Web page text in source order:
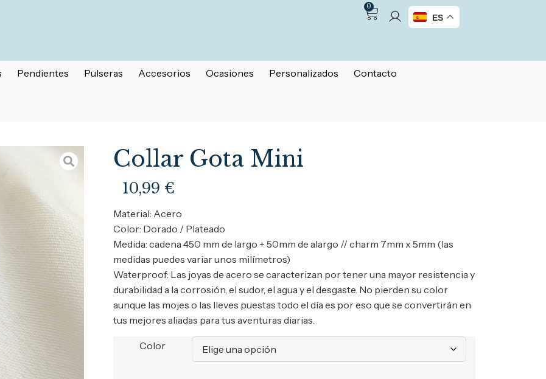
0
ES
Pendientes Pulseras Accesorios Ocasiones Personalizados Contacto
Collar Gota Mini
10,99 €
Material: Acero
Color: Dorado / Plateado
Medida: cadena 450 mm de largo + 50mm de alargo // charm 7mm x 5mm (las
medidas puedes variar unos milímetros)
Waterproof: Las joyas de acero se caracterizan por tener una mayor resistencia y
durabilidad a la corrosión, el sudor, el agua y el desgaste. No pierden su color
aunque las mojes o las lleves puestas todo el día es por eso que se convertirán en
tus mejores aliadas para tus aventuras diarias.
Color